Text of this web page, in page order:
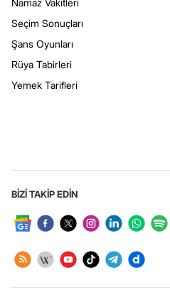
Seçim Sonuçları
Şans Oyunları
Rüya Tabirleri
Yemek Tarifleri
BİZİ TAKİP EDİN